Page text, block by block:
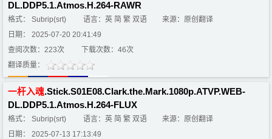
DL.DDP5.1.Atmos.H.264-RAWR
格式： Subrip(srt) 语言：英 简 繁 双语
来源：原创翻译
日期： 2025-07-20 20:41:49
查阅次数：223次
下载次数：46次
翻译质量：
一杆入魂.Stick.S01E08.Clark.the.Mark.1080p.ATVP.WEB-
DL.DDP5.1.Atmos.H.264-FLUX
格式： Subrip(srt) 语言：英 简 繁 双语
来源：原创翻译
日期： 2025-07-13 17:13:49